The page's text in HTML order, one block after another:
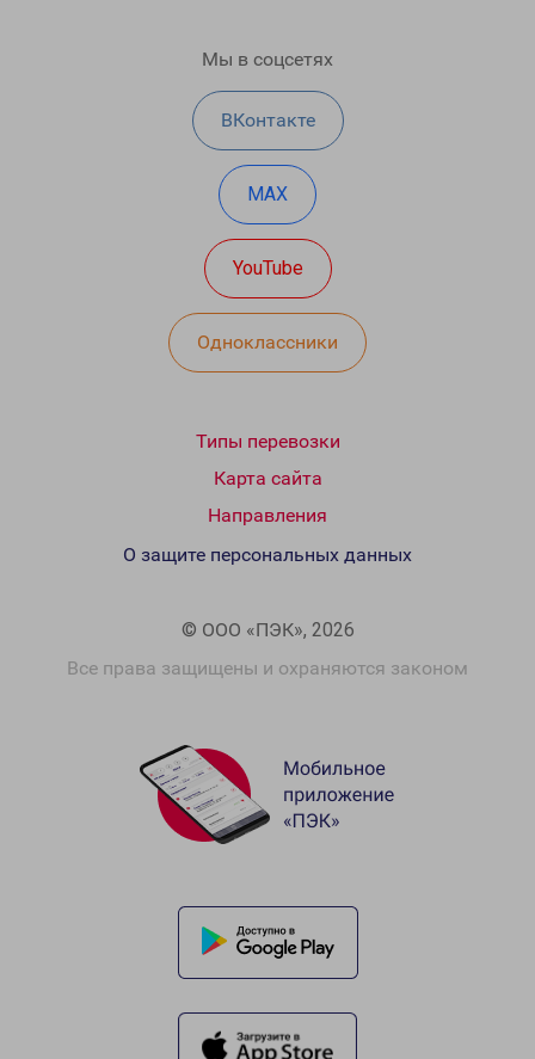
Мы в соцсетях
ВКонтакте
MAX
YouTube
Одноклассники
Типы перевозки
Карта сайта
Направления
© ООО «ПЭК», 2026
Все права защищены и охраняются законом
О защите персональных данных